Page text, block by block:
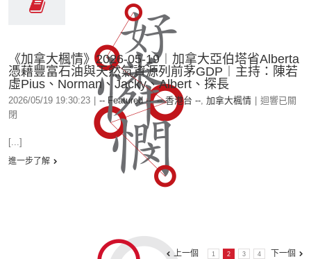
《加拿大楓情》2026-05-19︱加拿大亞伯塔省Alberta
憑藉豐富石油與天然氣資源列前茅GDP︱主持：陳若
虛Pius、Norman、Jacky、Albert、探長
2026/05/19 19:30:23 -- Featured --,-- 香港台 --, 加拿大楓情
迴響已關
閉
[...]
進一步了解
上一個 1 2 3 4 下一個